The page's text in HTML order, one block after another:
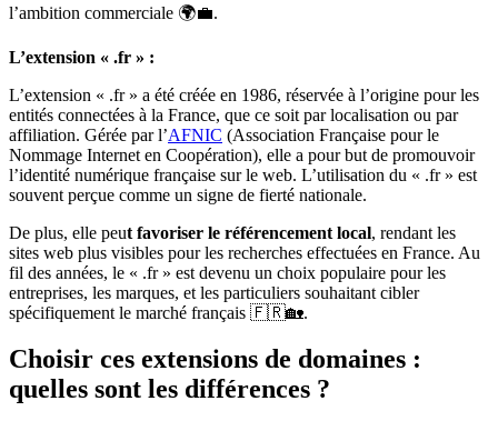
l’ambition commerciale 🌍💼.
L’extension « .fr » :
L’extension « .fr » a été créée en 1986, réservée à l’origine pour les
entités connectées à la France, que ce soit par localisation ou par
affiliation. Gérée par l’AFNIC (Association Française pour le
Nommage Internet en Coopération), elle a pour but de promouvoir
l’identité numérique française sur le web. L’utilisation du « .fr » est
souvent perçue comme un signe de fierté nationale.
De plus, elle peut favoriser le référencement local, rendant les
sites web plus visibles pour les recherches effectuées en France. Au
fil des années, le « .fr » est devenu un choix populaire pour les
entreprises, les marques, et les particuliers souhaitant cibler
spécifiquement le marché français 🇫🇷🏡.
Choisir ces extensions de domaines :
quelles sont les différences ?